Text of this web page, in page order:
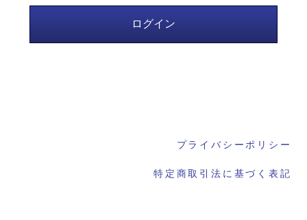
プライバシーポリシー
特定商取引法に基づく表記